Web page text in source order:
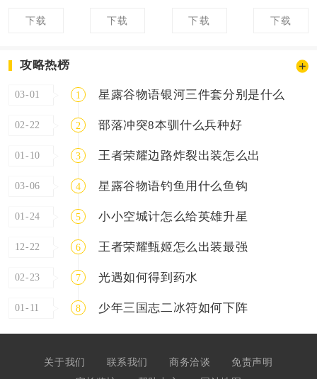
下载 下载 下载 下载
攻略热榜
03-01 1 星露谷物语银河三件套分别是什么
02-22 2 部落冲突8本驯什么兵种好
01-10 3 王者荣耀边路炸裂出装怎么出
03-06 4 星露谷物语钓鱼用什么鱼钩
01-24 5 小小空城计怎么给英雄升星
12-22 6 王者荣耀甄姬怎么出装最强
02-23 7 光遇如何得到药水
01-11 8 少年三国志二冰符如何下阵
关于我们 联系我们 商务洽谈
免责声明